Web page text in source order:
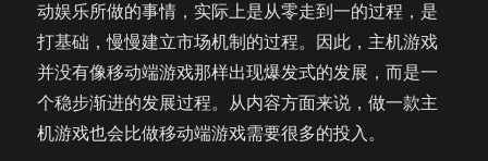
动娱乐所做的事情，实际上是从零走到一的过程，是
打基础，慢慢建立市场机制的过程。因此，主机游戏
并没有像移动端游戏那样出现爆发式的发展，而是一
个稳步渐进的发展过程。从内容方面来说，做一款主
机游戏也会比做移动端游戏需要很多的投入。